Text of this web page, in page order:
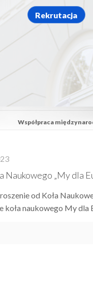
Rekrutacja
Współpraca
Naukowego „My dla
od Koła
koła naukowego My dla